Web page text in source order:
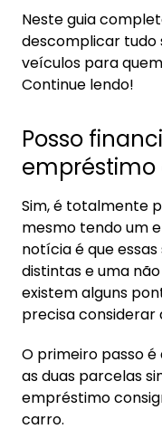
5. Avalie as
carro
5.1. Taxas de
6.1.
6.2.
estratégia
6.3.
ao comprar
7. Como a Konsi
7.1. Consulte
7.2. Compare
instituições
7.3. Simulações
Neste guia
descomplicar
veículos para
Continue lendo!
Posso
empréstimo
Sim, é totalmente
mesmo tendo um
notícia é que
distintas e uma
existem alguns
precisa considerar
O primeiro passo
as duas parcelas
empréstimo
carro.